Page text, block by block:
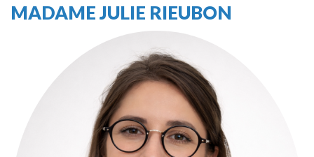
MADAME JULIE RIEUBON